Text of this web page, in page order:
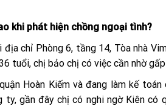
khi phát hiện chồng ngoại tình?
chỉ Phòng 6, tầng 14, Tòa nhà
tuổi, chị bảo chị có việc cần nhờ
Hoàn Kiếm và đang làm kế
ty, gần đây chị có nghi ngờ Kiên có